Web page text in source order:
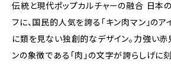
伝統と現代ポップカルチャーの融合 日本
フに、国民的人気を誇る「キン肉マン」のア
に類を見ない独創的なデザイン。力強い赤
ンの象徴である「肉」の文字が誇らしげに